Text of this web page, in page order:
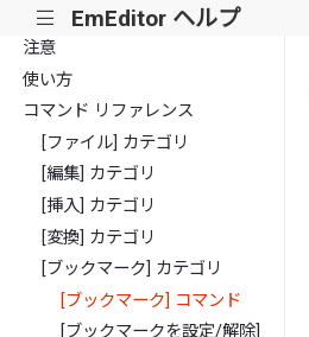
||| EmEditor ヘルプ
注意
使い方
コマンド リファレンス
[ファイル] カテゴリ
[編集] カテゴリ
[挿入] カテゴリ
[変換] カテゴリ
[ブックマーク] カテゴリ
[ブックマーク] コマンド
[ブックマークを設定/解除]